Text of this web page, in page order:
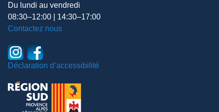
Du lundi au vendredi
08:30–12:00 | 14:30–17:00
Contactez nous
Déclaration d’accessibilité